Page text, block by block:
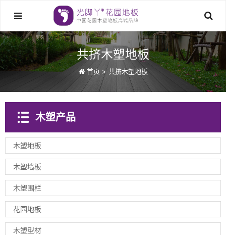
共挤木塑地板
首页 >共挤木塑地板
木塑产品
木塑地板
木塑墙板
木塑围栏
花园地板
木塑型材